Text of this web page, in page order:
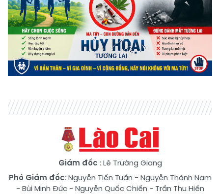
Giám đốc : Lê Trường Giang
Phó Giám đốc:Nguyễn Tiến Tuấn - Nguyễn Thành Nam
- Bùi Minh Đức- Nguyễn Quốc Chiến - Trần Thu Hiền